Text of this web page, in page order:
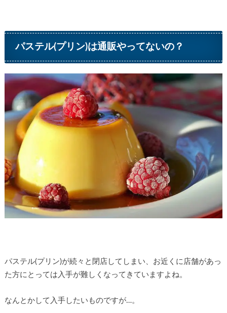
パステル(プリン)は通販やってないの？
パステル(プリン)が続々と閉店してしまい、お近くに店舗があっ
た方にとっては入手が難しくなってきていますよね。
なんとかして入手したいものですが…。